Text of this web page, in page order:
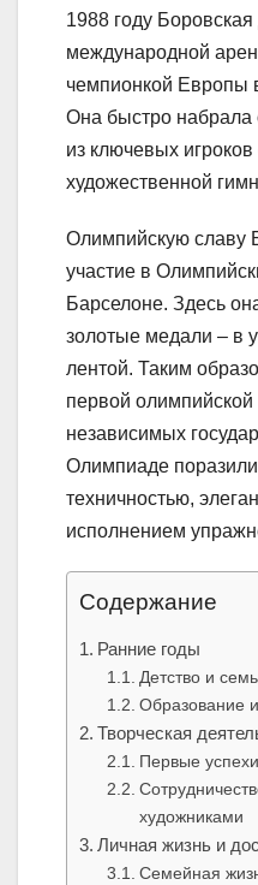
1988 году
международной
чемпионкой Европы
Она быстро набрала
из ключевых
художественной
Олимпийскую славу
участие в
Барселоне. Здесь
золотые медали – в
лентой. Таким
первой
независимых
Олимпиаде
техничностью,
исполнением
Содержание
Ранние годы
Детство и
Образование
Творческая
Первые успехи
художниками
Личная жизнь и
Семейная